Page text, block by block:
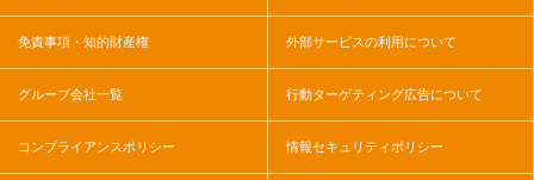
免責事項・知的財産権 外部サービスの利用について
グループ会社一覧 行動ターゲティング広告について
コンプライアンスポリシー 情報セキュリティポリシー